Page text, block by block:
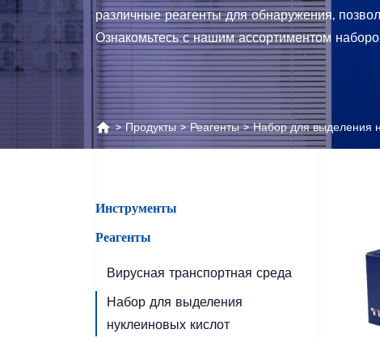
различные реагенты для обнаружения,
Ознакомьтесь с нашим ассортиментом
> Продукты > Реагенты > Набор для выделения
Инструменты
Реагенты
Вирусная транспортная среда
Набор для выделения
нуклеиновых кислот